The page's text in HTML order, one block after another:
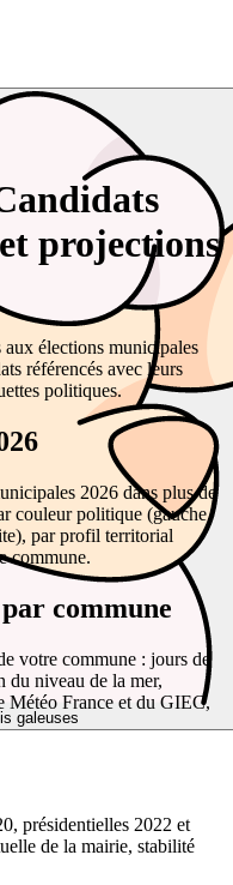
galeuses
projections
aux élections municipales
référencés avec leurs
politiques.
2026 dans plus de
couleur politique (gauche,
par profil territorial
commune.
commune
votre commune : jours de
du niveau de la mer,
Météo France et du GIEC,
présidentielles 2022 et
de la mairie, stabilité